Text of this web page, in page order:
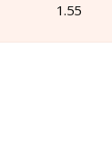
1.55